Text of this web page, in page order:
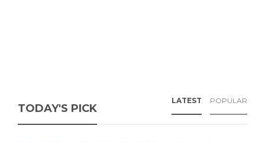
TODAY'S PICK
LATEST POPULAR